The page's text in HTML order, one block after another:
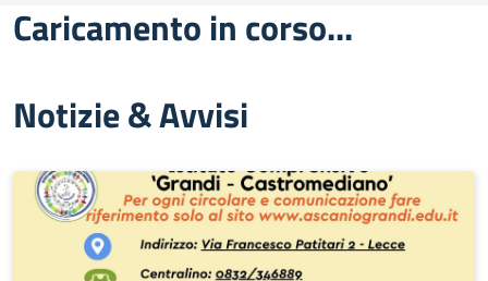
Caricamento in corso...
Notizie & Avvisi